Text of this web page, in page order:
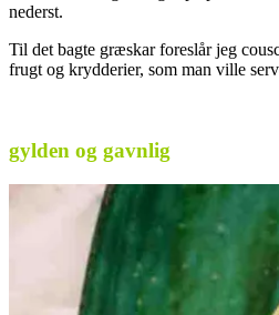
nederst.
Til det bagte græskar foreslår jeg
frugt og krydderier, som man ville
gylden og gavnlig